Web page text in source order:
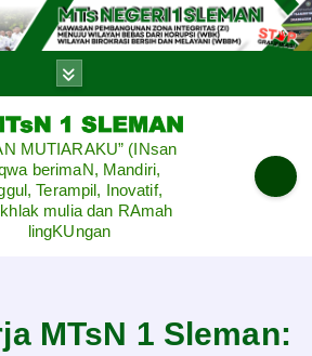
MUTIARAKU” (INsan
berimaN, Mandiri,
Terampil, Inovatif,
mulia dan RAmah
lingKUngan
MTsN 1 Sleman: